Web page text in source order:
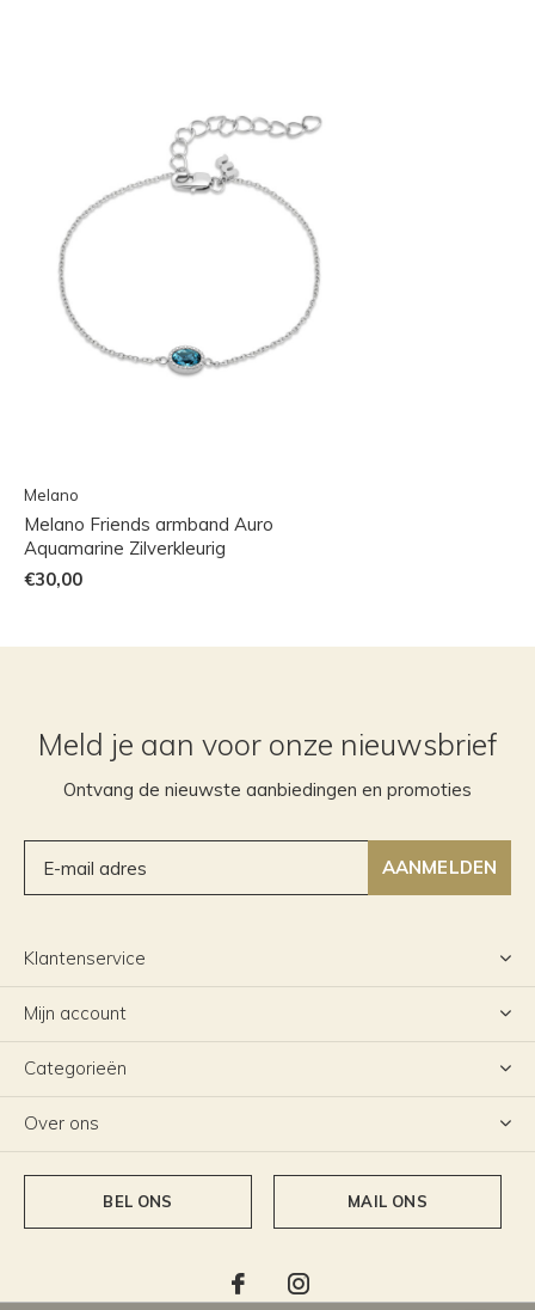
Melano
Melano Friends armband Auro
Aquamarine Zilverkleurig
€30,00
Meld je aan voor onze nieuwsbrief
Ontvang de nieuwste aanbiedingen en promoties
AANMELDEN
Klantenservice
Mijn account
Categorieën
Over ons
BEL ONS MAIL ONS